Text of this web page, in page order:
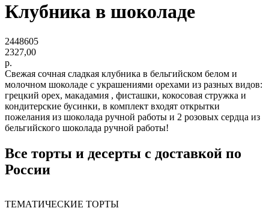
Клубника в шоколаде
2448605
2327,00
р.
Свежая сочная сладкая клубника в бельгийском белом и
молочном шоколаде с украшениями орехами из разных видов:
грецкий орех, макадамия , фисташки, кокосовая стружка и
кондитерские бусинки, в комплект входят открытки
пожелания из шоколада ручной работы и 2 розовых сердца из
бельгийского шоколада ручной работы!
Все торты и десерты с доставкой по
России
ТЕМАТИЧЕСКИЕ ТОРТЫ